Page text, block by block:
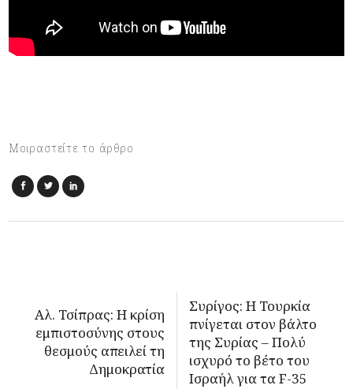
Μοιραστείτε το άρθρο
Αλ. Τσίπρας: Η κρίση
εμπιστοσύνης στους
θεσμούς απειλεί τη
Δημοκρατία
Συρίγος: Η Τουρκία
πνίγεται στον βάλτο
της Συρίας – Πολύ
ισχυρό το βέτο του
Ισραήλ για τα F-35